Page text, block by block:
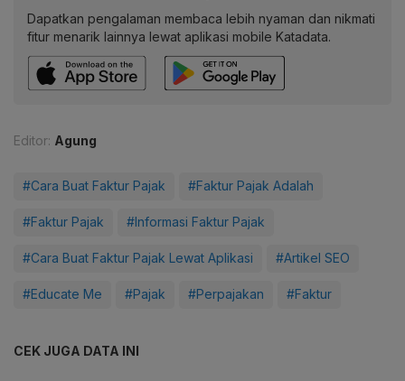
Dapatkan pengalaman membaca lebih nyaman dan nikmati
fitur menarik lainnya lewat aplikasi mobile Katadata.
Editor: Agung
#Cara Buat Faktur Pajak #Faktur Pajak Adalah
#Faktur Pajak #Informasi Faktur Pajak
#Cara Buat Faktur Pajak Lewat Aplikasi #Artikel SEO
#Educate Me #Pajak #Perpajakan #Faktur
CEK JUGA DATA INI